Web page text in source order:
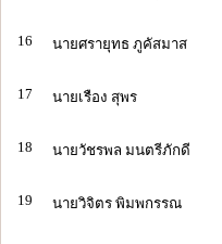
16 นายศรายุทธ ภูคัสมาส
17 นายเรือง สุพร
18 นายวัชรพล มนตรีภักดี
19 นายวิจิตร พิมพกรรณ